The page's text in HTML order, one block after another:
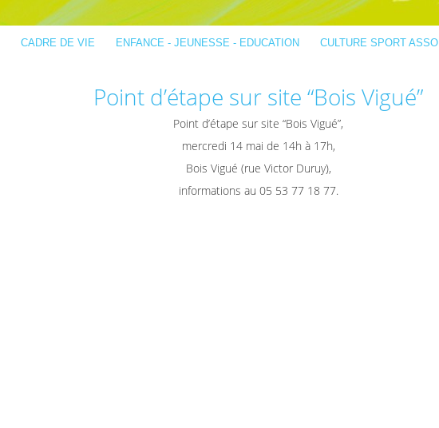
CADRE DE VIE ENFANCE - JEUNESSE - EDUCATION CULTURE SPORT ASSO
Point d’étape sur site “Bois Vigué”
Point d’étape sur site “Bois Vigué”,
mercredi 14 mai de 14h à 17h,
Bois Vigué (rue Victor Duruy),
informations au 05 53 77 18 77.